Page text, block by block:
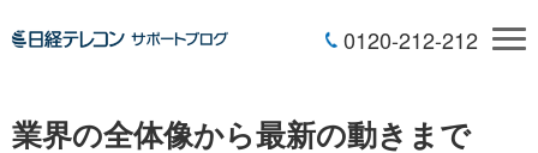
0120-212-212
業界の全体像から最新の動きまで